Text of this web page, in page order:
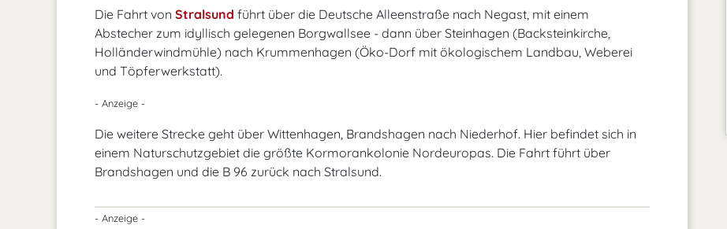
Die Fahrt von Stralsund führt über die Deutsche Alleenstraße nach Negast, mit einem
Abstecher zum idyllisch gelegenen Borgwallsee - dann über Steinhagen (Backsteinkirche,
Holländerwindmühle) nach Krummenhagen (Öko-Dorf mit ökologischem Landbau, Weberei
und Töpferwerkstatt).
- Anzeige -
Die weitere Strecke geht über Wittenhagen, Brandshagen nach Niederhof. Hier befindet sich in
einem Naturschutzgebiet die größte Kormorankolonie Nordeuropas. Die Fahrt führt über
Brandshagen und die B 96 zurück nach Stralsund.
- Anzeige -